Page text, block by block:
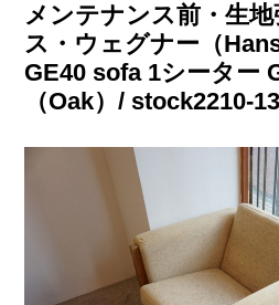
メンテナンス前・生
ス・ウェグナー（
GE40 sofa 1シーター
（Oak）/ stock2210-13